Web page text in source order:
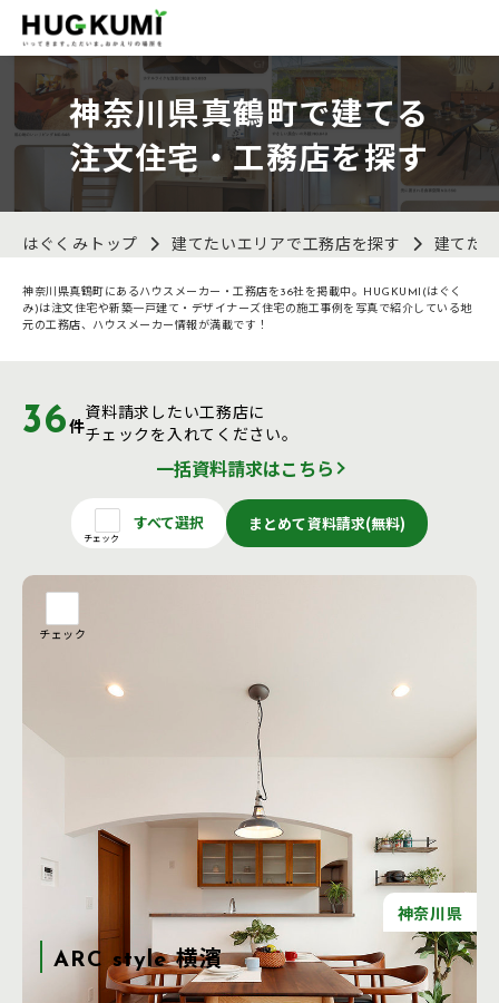
神奈川県真鶴町で建てる
注文住宅・工務店を探す
はぐくみトップ 建てたいエリアで工務店を探す 建てた
神奈川県真鶴町にあるハウスメーカー・工務店を36社を掲載中。HUGKUMI(はぐく
み)は注文住宅や新築一戸建て・デザイナーズ住宅の施工事例を写真で紹介している地
元の工務店、ハウスメーカー情報が満載です！
36 件
資料請求したい工務店に
チェックを入れてください。
一括資料請求はこちら
チェック
すべて選択 まとめて資料請求(無料)
チェック
神奈川県
ARC style 横濱